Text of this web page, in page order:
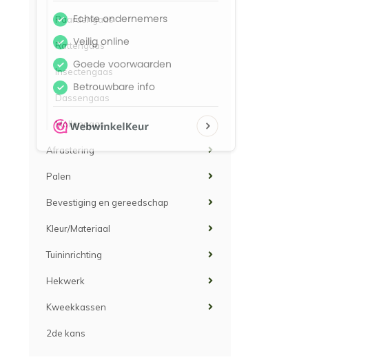
Paardengaas
Rattengaas
Insectengaas
Dassengaas
Mollengaas
Afrastering
Palen
Bevestiging en gereedschap
Kleur/Materiaal
Tuininrichting
Hekwerk
Kweekkassen
2de kans